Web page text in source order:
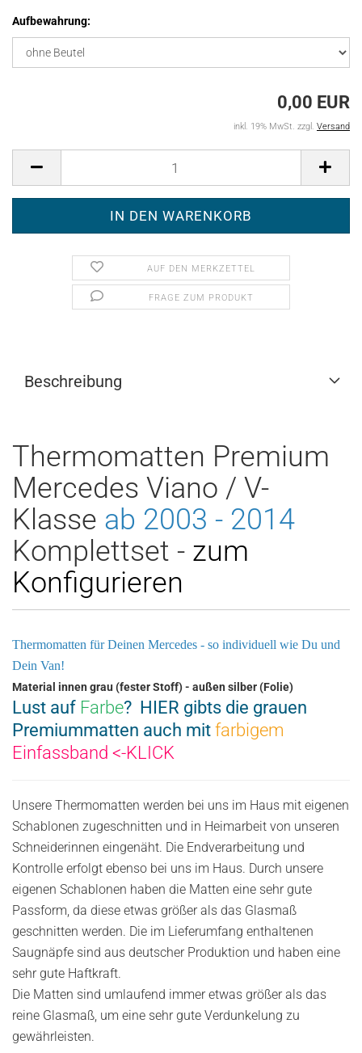
Aufbewahrung:
0,00 EUR
inkl. 19% MwSt. zzgl. Versand
AUF DEN MERKZETTEL
FRAGE ZUM PRODUKT
Beschreibung
Thermomatten Premium
Mercedes Viano / V-
Klasse ab 2003 - 2014
Komplettset - zum
Konfigurieren
Thermomatten für Deinen Mercedes - so individuell wie Du und
Dein Van!
Material innen grau (fester Stoff) - außen silber (Folie)
Lust auf Farbe? HIER gibts die grauen
Premiummatten auch mit farbigem
Einfassband <-KLICK
Unsere Thermomatten werden bei uns im Haus mit eigenen
Schablonen zugeschnitten und in Heimarbeit von unseren
Schneiderinnen eingenäht. Die Endverarbeitung und
Kontrolle erfolgt ebenso bei uns im Haus. Durch unsere
eigenen Schablonen haben die Matten eine sehr gute
Passform, da diese etwas größer als das Glasmaß
geschnitten werden. Die im Lieferumfang enthaltenen
Saugnäpfe sind aus deutscher Produktion und haben eine
sehr gute Haftkraft.
Die Matten sind umlaufend immer etwas größer als das
reine Glasmaß, um eine sehr gute Verdunkelung zu
gewährleisten.